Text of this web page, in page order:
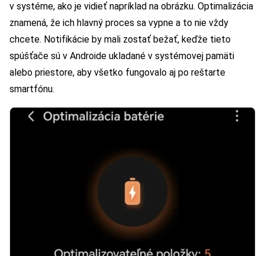
v systéme, ako je vidieť napríklad na obrázku. Optimalizácia
znamená, že ich hlavný proces sa vypne a to nie vždy
chcete. Notifikácie by mali zostať bežať, keďže tieto
spúšťače sú v Androide ukladané v systémovej pamäti
alebo priestore, aby všetko fungovalo aj po reštarte
smartfónu.